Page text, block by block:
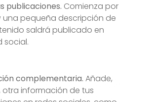
publicaciones. Comienza por
una pequeña descripción de
saldrá publicado en
social.
complementaria. Añade,
otra información de tus